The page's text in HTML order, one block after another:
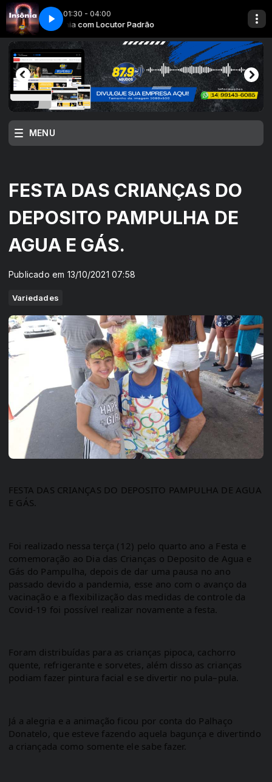
01:30 - 04:00
Insônia com Locutor Padrão
MENU
FESTA DAS CRIANÇAS DO
DEPOSITO PAMPULHA DE
AGUA E GÁS.
Publicado em 13/10/2021 07:58
Variedades
FESTA DAS CRIANÇAS DO DEPOSITO PAMPULHA DE AGUA
E GÁS.
Foi realizado nessa terça (12) pelo quarto ano a Festa e
comemoração ao Dia das Crianças o Deposito de Agua e
Gás do Pampulha, depois de dar uma pausa no ano
passado devido a pandemia, esse ano com o avanço da
vacinação e a flexibilização das medidas de controle da
Covid-19 foi possível realizar novamente a festa.
Foram distribuídas para as crianças pipoca, cachorro
quente, refrigerante e sorvetes, além disso as crianças
podiam fazer pintura facial e se divertir no pula–pula.
Já a alegria e a animação ficou por conta do Palhaço
Donatelo, que esteve fazendo aquela bagunça e divertindo
a criançada como somente ele sabe fazer.